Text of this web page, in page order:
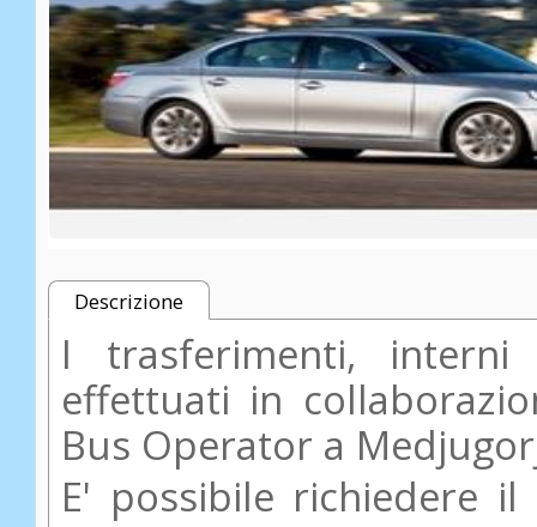
Descrizione
I trasferimenti,
effettuati in
Bus Operator a
E' possibile richiedere